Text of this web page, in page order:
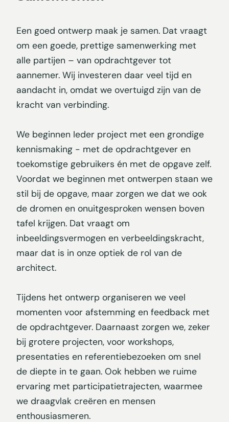
Een goed ontwerp maak je samen. Dat vraagt
om een goede, prettige samenwerking met
alle partijen – van opdrachtgever tot
aannemer. Wij investeren daar veel tijd en
aandacht in, omdat we overtuigd zijn van de
kracht van verbinding.
We beginnen Ieder project met een grondige
kennismaking - met de opdrachtgever en
toekomstige gebruikers én met de opgave zelf.
Voordat we beginnen met ontwerpen staan we
stil bij de opgave, maar zorgen we dat we ook
de dromen en onuitgesproken wensen boven
tafel krijgen. Dat vraagt om
inbeeldingsvermogen en verbeeldingskracht,
maar dat is in onze optiek de rol van de
architect.
Tijdens het ontwerp organiseren we veel
momenten voor afstemming en feedback met
de opdrachtgever. Daarnaast zorgen we, zeker
bij grotere projecten, voor workshops,
presentaties en referentiebezoeken om snel
de diepte in te gaan. Ook hebben we ruime
ervaring met participatietrajecten, waarmee
we draagvlak creëren en mensen
enthousiasmeren.